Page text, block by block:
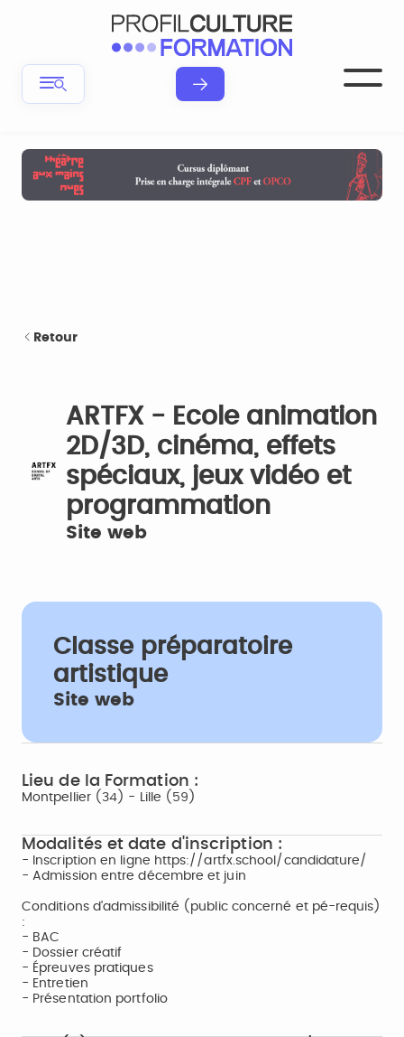
Retour
ARTFX - Ecole animation
2D/3D, cinéma, effets
spéciaux, jeux vidéo et
programmation
Site web
Classe préparatoire
artistique
Site web
Lieu de la Formation :
Montpellier (34) - Lille (59)
Modalités et date d'inscription :
- Inscription en ligne https://artfx.school/candidature/
- Admission entre décembre et juin
Conditions d'admissibilité (public concerné et pé-requis)
:
- BAC
- Dossier créatif
- Épreuves pratiques
- Entretien
- Présentation portfolio